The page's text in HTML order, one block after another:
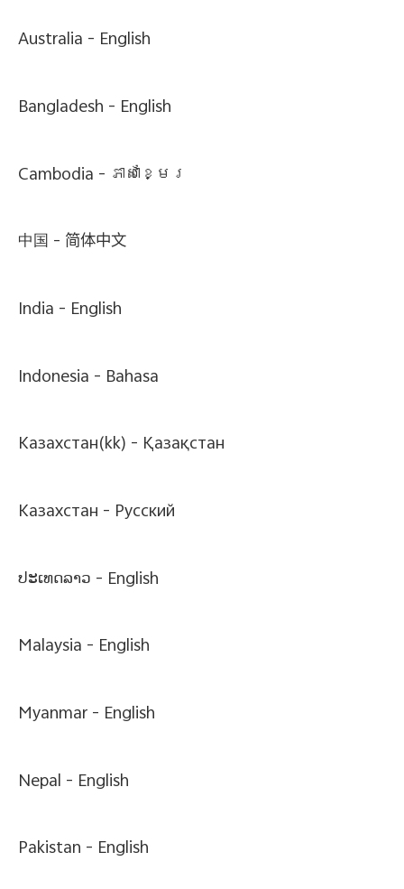
Australia - English
Bangladesh - English
Cambodia - ភាសាខ្មែរ
中国 - 简体中文
India - English
Indonesia - Bahasa
Казахстан(kk) - Қазақстан
Казахстан - Pусский
ປະເທດລາວ - English
Malaysia - English
Myanmar - English
Nepal - English
Pakistan - English